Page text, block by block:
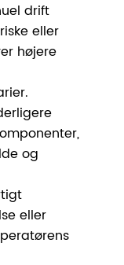
drift
eller
højere
og
eller